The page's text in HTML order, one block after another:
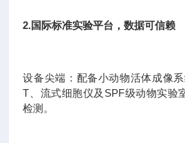
2.国际标准实验平台，数据可信赖
设备尖端：配备小动物活体成像
T、流式细胞仪及SPF级动物实验
检测。